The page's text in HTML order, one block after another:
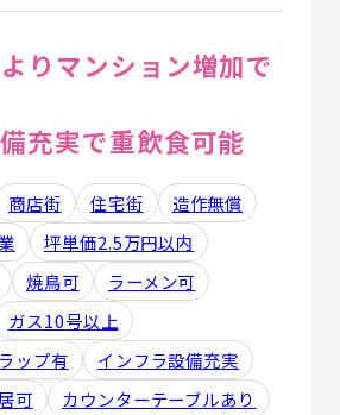
りマンション増加で
充実で重飲食可能
商店街 住宅街
造作無償
坪単価2.5万円以内
焼鳥可
ラーメン可
ガス10号以上
ップ有
インフラ設備充実
可
カウンターテーブルあり